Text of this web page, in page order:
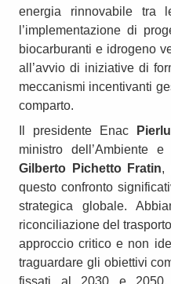
energia rinnovabile tra
l’implementazione di
biocarburanti e idrogeno
all’avvio di iniziative di
meccanismi incentivanti
comparto.
Il presidente Enac
ministro dell’Ambiente
Gilberto Pichetto Fratin,
questo confronto
strategica globale.
riconciliazione del
approccio critico e non
traguardare gli obiettivi
fissati al 2030 e 2050.